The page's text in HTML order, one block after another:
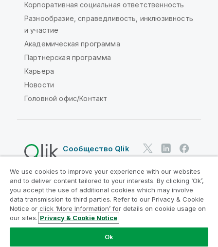
Корпоративная социальная ответственность
Разнообразие, справедливость, инклюзивность
и участие
Академическая программа
Партнерская программа
Карьера
Новости
Головной офис/Контакт
Сообщество Qlik
Юридические соглашения
Условия использования продуктов
Legal Policies
Юридические положения
Условия использования
Товарные знаки
Do Not Share My Info
© QlikTech International AB, 1993-2026. Все права
We use cookies to improve your experience with our websites
and to deliver content tailored to your interests. By clicking ‘Ok’,
you accept the use of additional cookies which may involve
data transmission to third parties. Refer to our Privacy & Cookie
Notice or click ‘More Information’ for details on cookie usage on
our sites. Privacy & Cookie Notice
Ok